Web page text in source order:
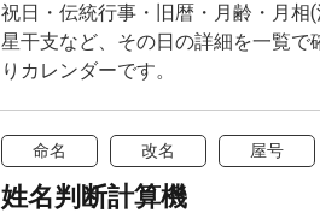
祝日・伝統行事・旧暦・月齢・月相
星干支など、その日の詳細を一覧で
りカレンダーです。
命名 改名 屋号
姓名判断計算機